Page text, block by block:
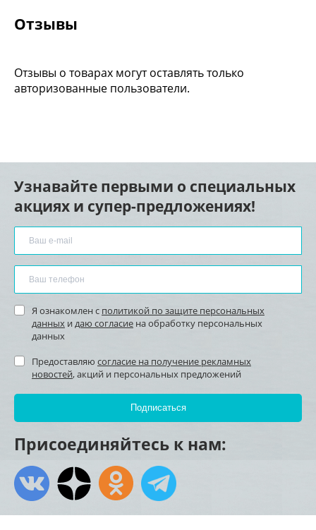
Отзывы
Отзывы о товарах могут оставлять только
авторизованные пользователи.
Узнавайте первыми о специальных
акциях и супер-предложениях!
Я ознакомлен с политикой по защите персональных
данных и даю согласие на обработку персональных
данных
Предоставляю согласие на получение рекламных
новостей, акций и персональных предложений
Присоединяйтесь к нам: